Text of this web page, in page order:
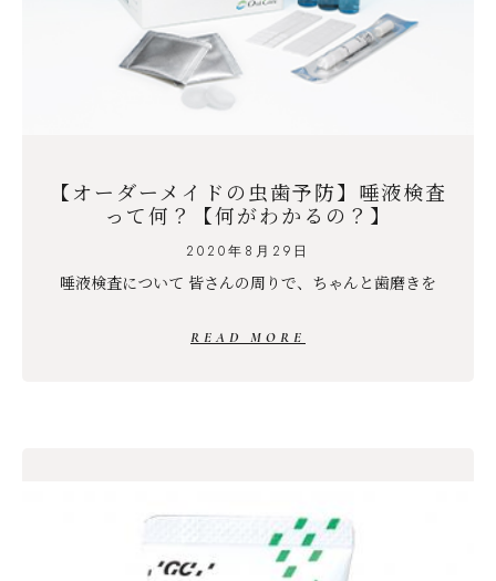
【オーダーメイドの虫歯予防】唾液検査
って何？【何がわかるの？】
2020年8月29日
唾液検査について 皆さんの周りで、ちゃんと歯磨きを
READ MORE